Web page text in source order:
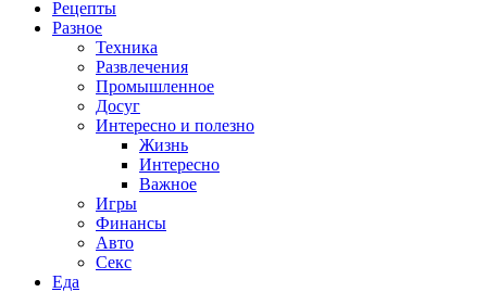
Рецепты
Разное
Техника
Развлечения
Промышленное
Досуг
Интересно и полезно
Жизнь
Интересно
Важное
Игры
Финансы
Авто
Секс
Еда